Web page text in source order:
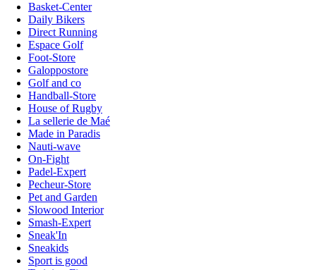
Basket-Center
Daily Bikers
Direct Running
Espace Golf
Foot-Store
Galoppostore
Golf and co
Handball-Store
House of Rugby
La sellerie de Maé
Made in Paradis
Nauti-wave
On-Fight
Padel-Expert
Pecheur-Store
Pet and Garden
Slowood Interior
Smash-Expert
Sneak'In
Sneakids
Sport is good